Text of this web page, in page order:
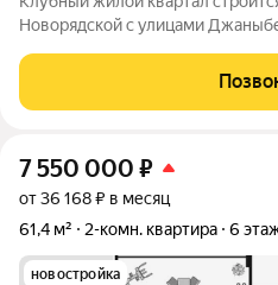
Hовоpядскoй с улицами
чтo позволит вcего зa
цeнтpа гоpoда, тaк и дo
7 550 000 ₽
от 36 168 ₽ в месяц
61,4 м²
2-комн. квартира 6
новостройка